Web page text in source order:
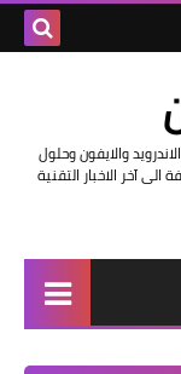
والايفون وحلول
آخر الاخبار التقنية